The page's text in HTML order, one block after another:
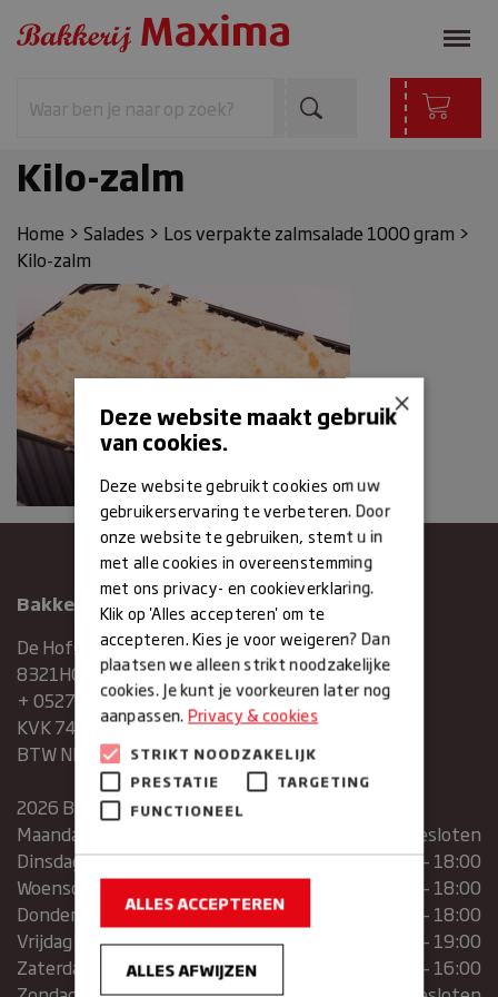
Kilo-zalm
Home > Salades > Los verpakte zalmsalade 1000 gram >
Kilo-zalm
Bakkerij Maxima
De Hofstee 1
8321HG Urk
+ 0527683454
KVK 74286293
BTW NR. NL859839151B01
2026 Bakkerij Maxima
Maandag
gesloten
Dinsdag
07:30 – 13:00 | 14:00 – 18:00
Woensdag
07:30 – 13:00 | 14:00 – 18:00
Donderdag
07:30 – 13:00 | 14:00 – 18:00
Vrijdag
07:00 – 19:00
Zaterdag
07:00 – 16:00
×
Deze website maakt gebruik
van cookies.
Deze website gebruikt cookies om uw
gebruikerservaring te verbeteren. Door
onze website te gebruiken, stemt u in
met alle cookies in overeenstemming
met ons privacy- en cookieverklaring.
Klik op 'Alles accepteren' om te
accepteren. Kies je voor weigeren? Dan
plaatsen we alleen strikt noodzakelijke
cookies. Je kunt je voorkeuren later nog
aanpassen.Privacy & cookies
STRIKT NOODZAKELIJK
PRESTATIE
TARGETING
FUNCTIONEEL
ALLES ACCEPTEREN
ALLES AFWIJZEN